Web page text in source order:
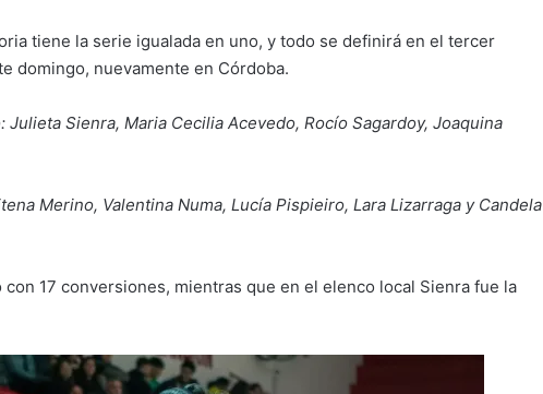
tiene la serie igualada en uno, y todo se definirá en el tercer
domingo, nuevamente en Córdoba.
Sienra, Maria Cecilia Acevedo, Rocío Sagardoy, Joaquina
Merino, Valentina Numa, Lucía Pispieiro, Lara Lizarraga y Candela
17 conversiones, mientras que en el elenco local Sienra fue la